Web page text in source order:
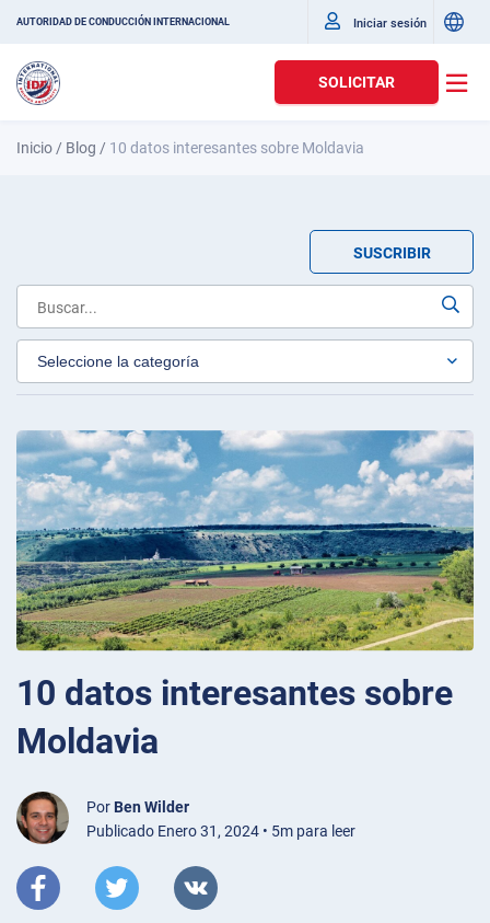
AUTORIDAD DE CONDUCCIÓN INTERNACIONAL Iniciar sesión
SOLICITAR
Inicio / Blog / 10 datos interesantes sobre Moldavia
SUSCRIBIR
10 datos interesantes sobre
Moldavia
Por Ben Wilder
Publicado Enero 31, 2024 • 5m para leer